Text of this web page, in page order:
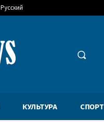
Русский
КУЛЬТУРА СПОРТ